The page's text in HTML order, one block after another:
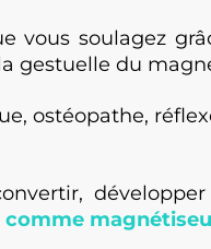
vous soulagez
du
ostéopathe,
magnétiseur